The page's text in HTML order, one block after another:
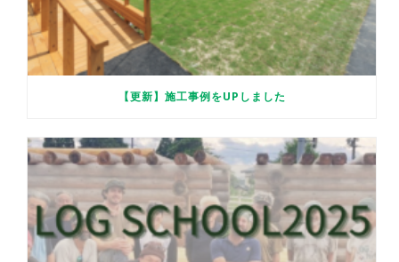
【更新】施工事例をUPしました